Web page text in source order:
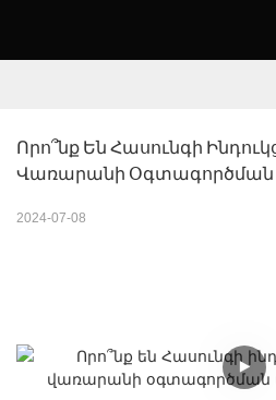
Որո՞նք Են Հասունգի
Վառարանի Օգտագործման
2024-07-08